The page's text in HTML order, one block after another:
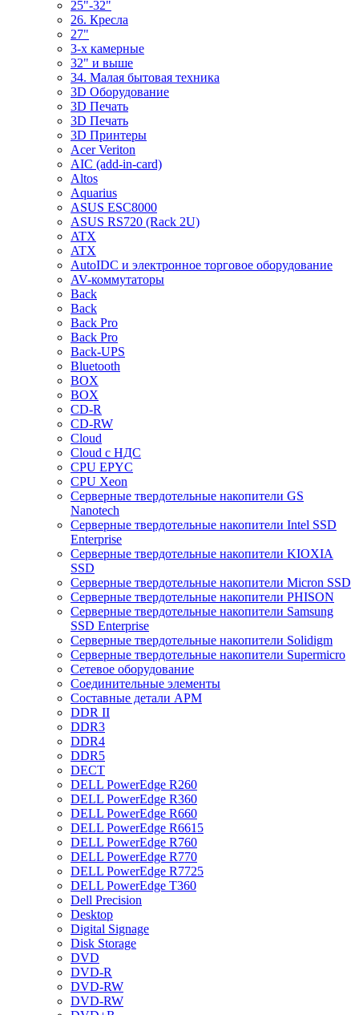
25"-32"
26. Кресла
27"
3-x камерные
32" и выше
34. Малая бытовая техника
3D Оборудование
3D Печать
3D Печать
3D Принтеры
Acer Veriton
AIC (add-in-card)
Altos
Aquarius
ASUS ESC8000
ASUS RS720 (Rack 2U)
ATX
ATX
AutoIDC и электронное торговое оборудование
AV-коммутаторы
Back
Back
Back Pro
Back Pro
Back-UPS
Bluetooth
BOX
BOX
CD-R
CD-RW
Cloud
Cloud с НДС
CPU EPYC
CPU Xeon
Cерверные твердотельные накопители GS
Nanotech
Cерверные твердотельные накопители Intel SSD
Enterprise
Cерверные твердотельные накопители KIOXIA
SSD
Cерверные твердотельные накопители Micron SSD
Cерверные твердотельные накопители PHISON
Cерверные твердотельные накопители Samsung
SSD Enterprise
Cерверные твердотельные накопители Solidigm
Cерверные твердотельные накопители Supermicro
Cетевое оборудование
Cоединительные элементы
Cоставные детали АРМ
DDR II
DDR3
DDR4
DDR5
DECT
DELL PowerEdge R260
DELL PowerEdge R360
DELL PowerEdge R660
DELL PowerEdge R6615
DELL PowerEdge R760
DELL PowerEdge R770
DELL PowerEdge R7725
DELL PowerEdge T360
Dell Precision
Desktop
Digital Signage
Disk Storage
DVD
DVD-R
DVD-RW
DVD-RW